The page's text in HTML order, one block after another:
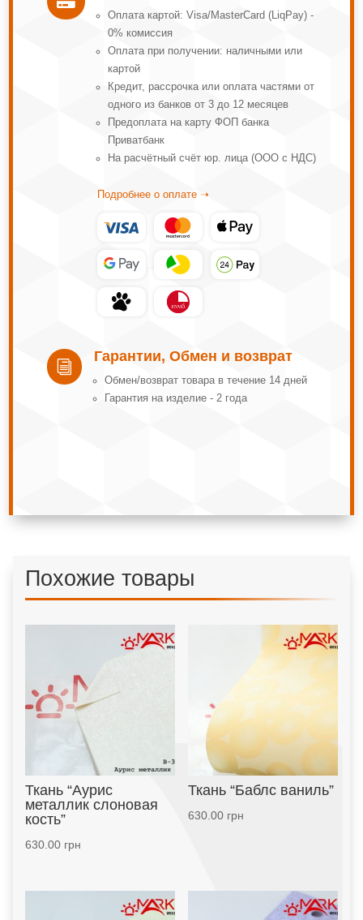
Оплата картой: Visa/MasterCard (LiqPay) -
0% комиссия
Оплата при получении: наличными или
картой
Кредит, рассрочка или оплата частями от
одного из банков от 3 до 12 месяцев
Предоплата на карту ФОП банка
Приватбанк
На расчётный счёт юр. лица (ООО с НДС)
Подробнее о оплате ➝
i
Гарантии, Обмен и возврат
Обмeн/вoзвpaт тoвapa в тeчeниe 14 днeй
Гарантия на изделие - 2 года
Похожие товары
Ткань “Аурис
металлик слоновая
кость”
630.00грн
Ткань “Баблс ваниль”
630.00грн